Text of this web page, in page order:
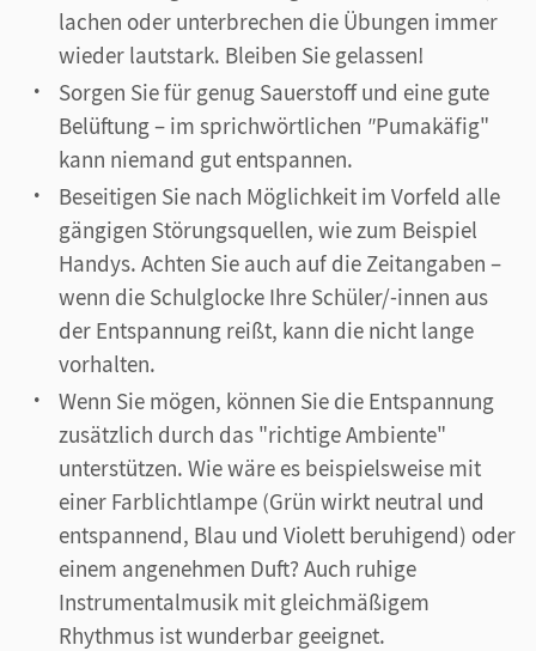
lachen oder unterbrechen die Übungen immer
wieder lautstark. Bleiben Sie gelassen!
Sorgen Sie für genug Sauerstoff und eine gute
Belüftung – im sprichwörtlichen "Pumakäfig"
kann niemand gut entspannen.
Beseitigen Sie nach Möglichkeit im Vorfeld alle
gängigen Störungsquellen, wie zum Beispiel
Handys. Achten Sie auch auf die Zeitangaben –
wenn die Schulglocke Ihre Schüler/-innen aus
der Entspannung reißt, kann die nicht lange
vorhalten.
Wenn Sie mögen, können Sie die Entspannung
zusätzlich durch das "richtige Ambiente"
unterstützen. Wie wäre es beispielsweise mit
einer Farblichtlampe (Grün wirkt neutral und
entspannend, Blau und Violett beruhigend) oder
einem angenehmen Duft? Auch ruhige
Instrumentalmusik mit gleichmäßigem
Rhythmus ist wunderbar geeignet.